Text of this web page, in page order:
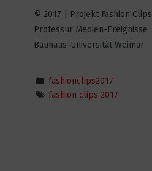
© 2017 | Projekt Fashion Clips
Professur Medien-Ereignisse
Bauhaus-Universität Weimar
fashionclips2017
fashion clips 2017